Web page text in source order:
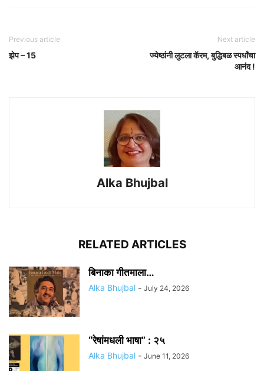
Previous article
झेप – 15
Next article
ज्येष्ठांनी लुटला कॅरम, बुद्धिबळ स्पर्धांचा
आनंद !
Alka Bhujbal
RELATED ARTICLES
बिनाका गीतमाला…
Alka Bhujbal - July 24, 2026
“रेषांमधली भाषा” : २५
Alka Bhujbal - June 11, 2026